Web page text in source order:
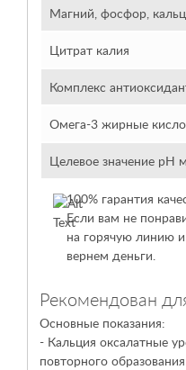
Магний, фосфор,
Цитрат калия
Комплекс
Омега-3 жирные
Целевое значение рН
100% гарантия
Если вам не
на горячую линию
вернем деньги.
Рекомендован
Основные показания:
- Кальция оксалатные
повторного образования